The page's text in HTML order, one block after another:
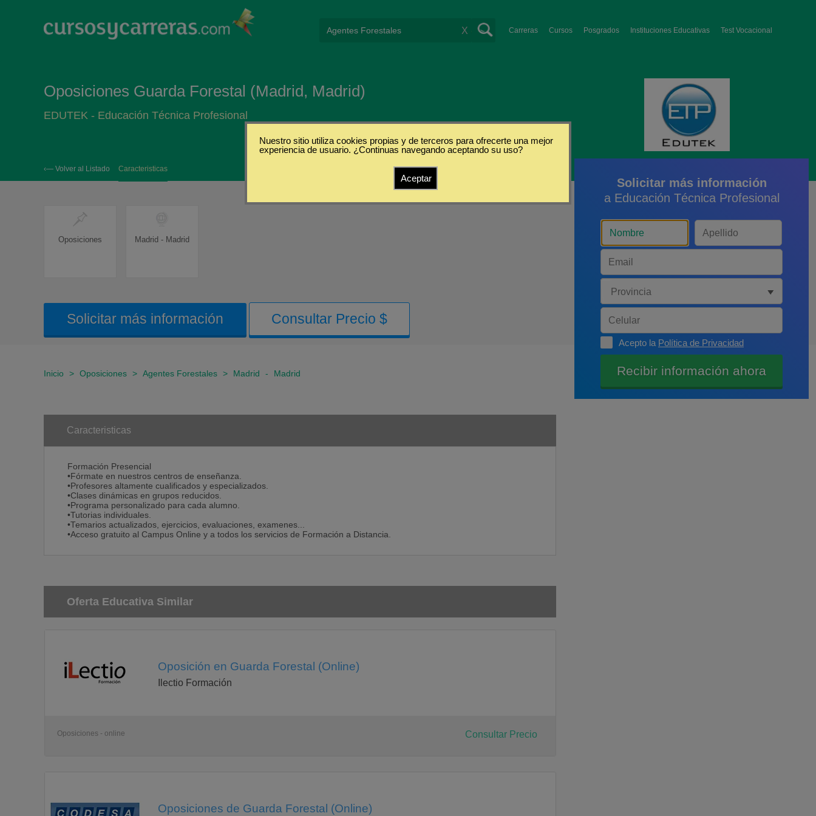
Carreras Cursos Posgrados Instituciones Educativas Test Vocacional
X
Oposiciones Guarda Forestal (Madrid, Madrid)
EDUTEK - Educación Técnica Profesional
‹— Volver al Listado Caracteristicas
Oposiciones Madrid - Madrid
Solicitar más información Consultar Precio $
Inicio > Oposiciones > Agentes Forestales > Madrid - Madrid
Caracteristicas
Formación Presencial
•Fórmate en nuestros centros de enseñanza.
•Profesores altamente cualificados y especializados.
•Clases dinámicas en grupos reducidos.
•Programa personalizado para cada alumno.
•Tutorias individuales.
•Temarios actualizados, ejercicios, evaluaciones, examenes...
•Acceso gratuito al Campus Online y a todos los servicios de Formación a Distancia.
Oferta Educativa Similar
Oposición en Guarda Forestal (Online)
Ilectio Formación
Oposiciones - online Consultar Precio
Oposiciones de Guarda Forestal (Online)
Solicitar más información
a Educación Técnica Profesional
Acepto la Política de Privacidad
Nuestro sitio utiliza cookies propias y de terceros para ofrecerte una mejor
experiencia de usuario. ¿Continuas navegando aceptando su uso?
Aceptar